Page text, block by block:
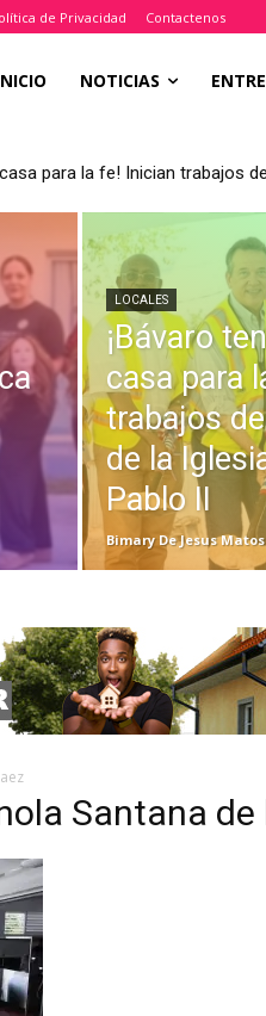
de Privacidad Contactenos
NOTICIAS
para la fe! Inician trabajos
LOCALES
¡Bávaro
casa para
trabajos
de la
Pablo II
Bimary De Jesus Matos
Santana de